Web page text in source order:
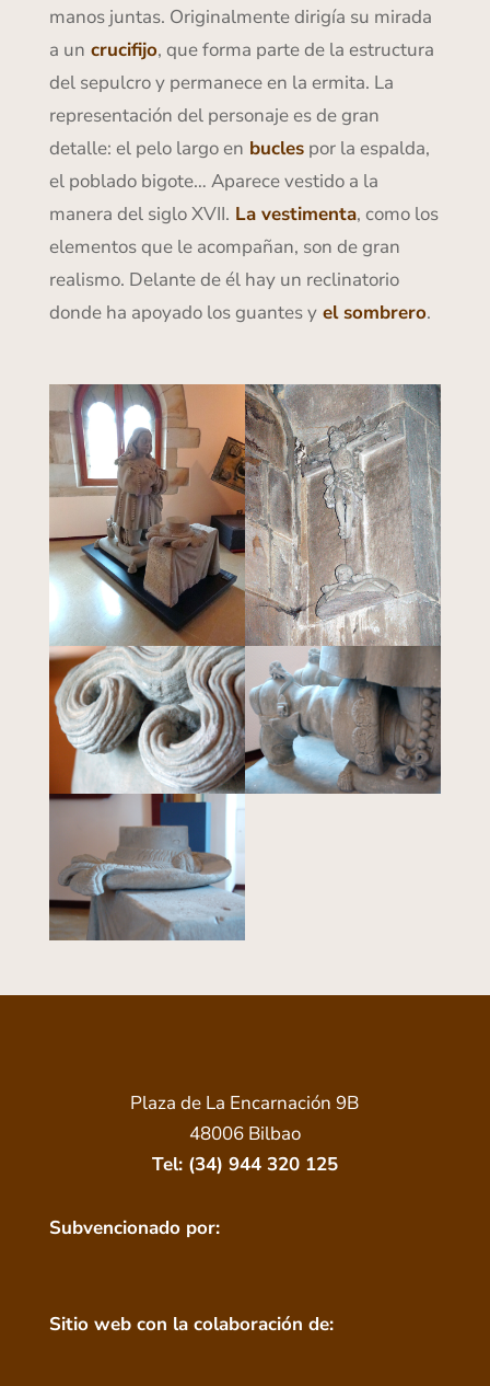
manos juntas. Originalmente dirigía su mirada
a un crucifijo, que forma parte de la estructura
del sepulcro y permanece en la ermita. La
representación del personaje es de gran
detalle: el pelo largo en buclespor la espalda,
el poblado bigote… Aparece vestido a la
manera del siglo XVII. La vestimenta, como los
elementos que le acompañan, son de gran
realismo. Delante de él hay un reclinatorio
donde ha apoyado los guantes y el sombrero.
Plaza de La Encarnación 9B
48006 Bilbao
Tel: (34) 944 320 125
Subvencionado por:
Sitio web con la colaboración de: